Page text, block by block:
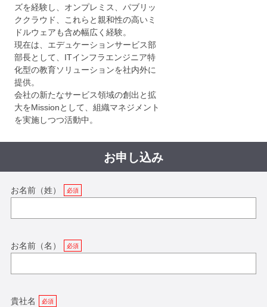
ズを経験し、オンプレミス、パブリッ
ククラウド、これらと親和性の高いミ
ドルウェアも含め幅広く経験。
現在は、エデュケーションサービス部
部長として、ITインフラエンジニア特
化型の教育ソリューションを社内外に
提供。
会社の新たなサービス領域の創出と拡
大をMissionとして、組織マネジメント
を実施しつつ活動中。
お申し込み
お名前（姓）
お名前（名）
貴社名